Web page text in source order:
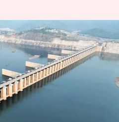
ల్యాబ్‌
విదేశీ నిపుణుల
2025 09:11 am